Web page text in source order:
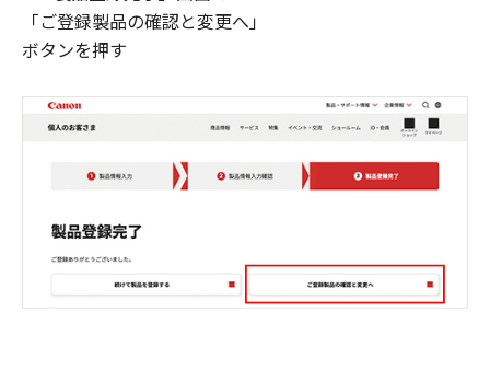
「ご登録製品の確認と変更へ」
ボタンを押す